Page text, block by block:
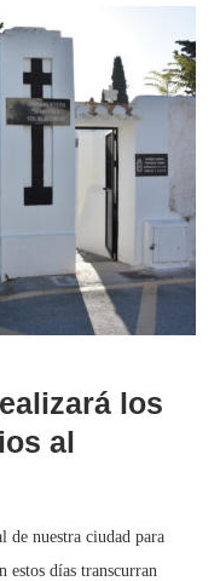
los
al
de nuestra ciudad para
estos días transcurran